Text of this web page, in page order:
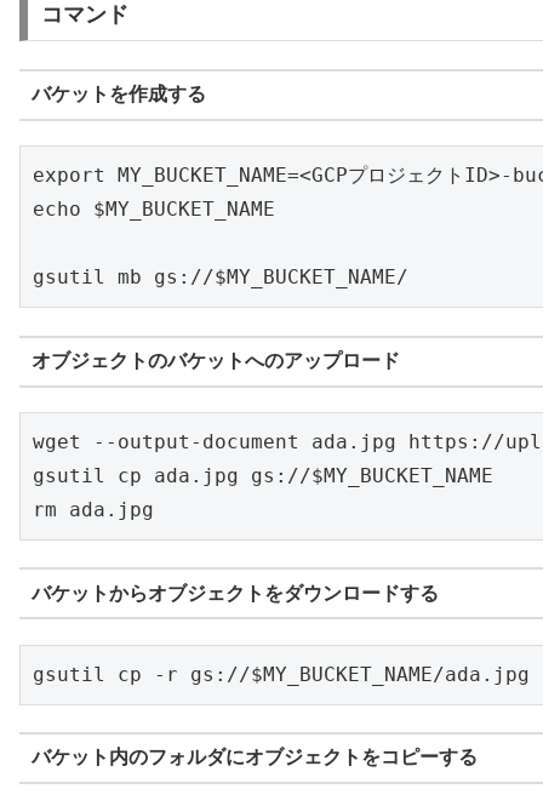
コマンド
バケットを作成する
export MY_BUCKET_NAME=<GCPプロジェクトID>-
echo $MY_BUCKET_NAME
gsutil mb gs://$MY_BUCKET_NAME/
オブジェクトのバケットへのアップロード
wget --output-document ada.jpg https://
gsutil cp ada.jpg gs://$MY_BUCKET_NAME
rm ada.jpg
バケットからオブジェクトをダウンロードする
gsutil cp -r gs://$MY_BUCKET_NAME/
バケット内のフォルダにオブジェクトをコピーする